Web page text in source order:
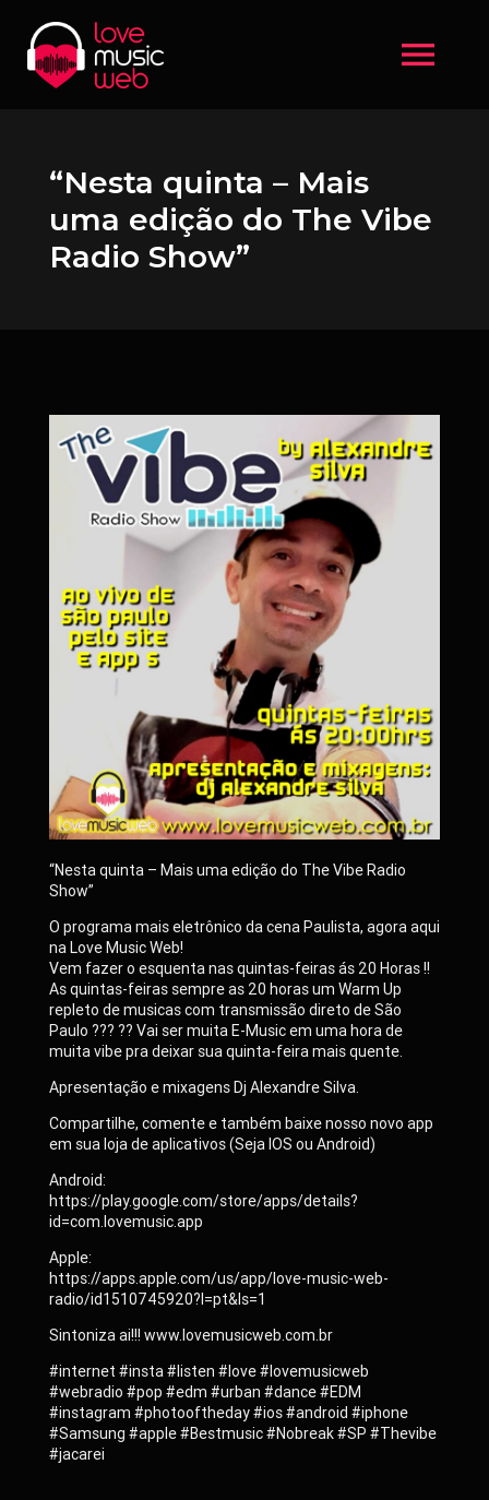
menu
“Nesta quinta – Mais
uma edição do The Vibe
Radio Show”
“Nesta quinta – Mais uma edição do The Vibe Radio
Show”
O programa mais eletrônico da cena Paulista, agora aqui
na Love Music Web!
Vem fazer o esquenta nas quintas-feiras ás 20 Horas !!
As quintas-feiras sempre as 20 horas um Warm Up
repleto de musicas com transmissão direto de São
Paulo ??? ?? Vai ser muita E-Music em uma hora de
muita vibe pra deixar sua quinta-feira mais quente.
Apresentação e mixagens Dj Alexandre Silva.
Compartilhe, comente e também baixe nosso novo app
em sua loja de aplicativos (Seja IOS ou Android)
Android:
https://play.google.com/store/apps/details?
id=com.lovemusic.app
Apple:
https://apps.apple.com/us/app/love-music-web-
radio/id1510745920?l=pt&ls=1
Sintoniza ai!!! www.lovemusicweb.com.br
#internet #insta #listen #love #lovemusicweb
#webradio #pop #edm #urban #dance #EDM
#instagram #photooftheday #ios #android #iphone
#Samsung #apple #Bestmusic #Nobreak #SP #Thevibe
#jacarei